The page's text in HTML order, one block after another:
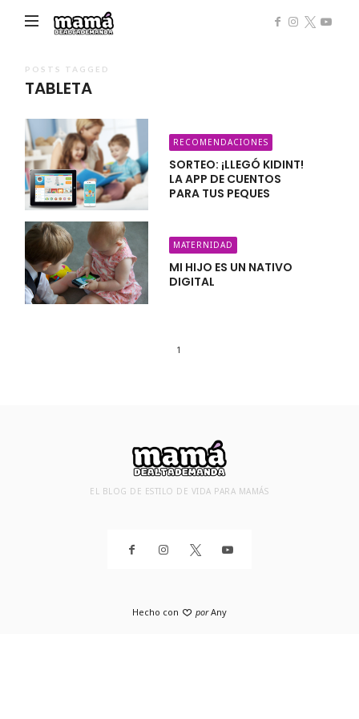
POSTS TAGGED
TABLETA
RECOMENDACIONES
SORTEO: ¡LLEGÓ KIDINT!
LA APP DE CUENTOS
PARA TUS PEQUES
MATERNIDAD
MI HIJO ES UN NATIVO
DIGITAL
1
EL BLOG DE ESTILO DE VIDA PARA MAMÁS
Hecho con porAny